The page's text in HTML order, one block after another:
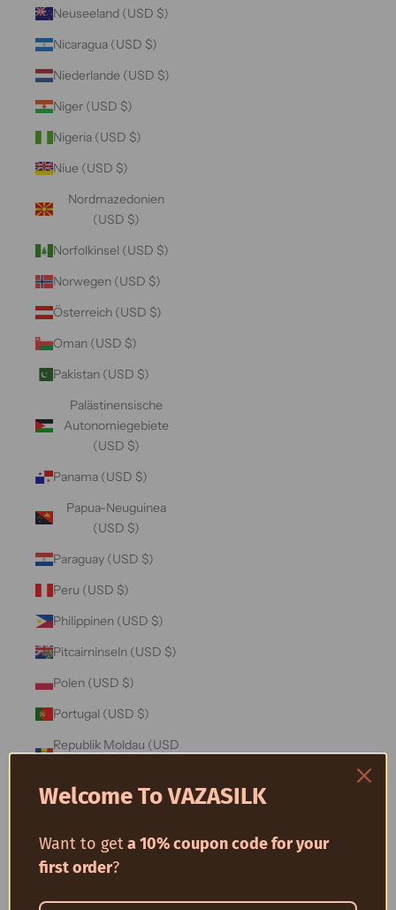
Neuseeland (USD $)
Nicaragua (USD $)
Niederlande (USD $)
Niger (USD $)
Nigeria (USD $)
Niue (USD $)
Nordmazedonien
(USD $)
Norfolkinsel (USD $)
Norwegen (USD $)
Österreich (USD $)
Oman (USD $)
Pakistan (USD $)
Palästinensische
Autonomiegebiete
(USD $)
Panama (USD $)
Papua-Neuguinea
(USD $)
Paraguay (USD $)
Peru (USD $)
Philippinen (USD $)
Pitcairninseln (USD $)
Polen (USD $)
Portugal (USD $)
Republik Moldau (USD
Réunion (USD $)
Rumänien (USD $)
Welcome To VAZASILK
Want to geta 10% coupon code for your
first order?